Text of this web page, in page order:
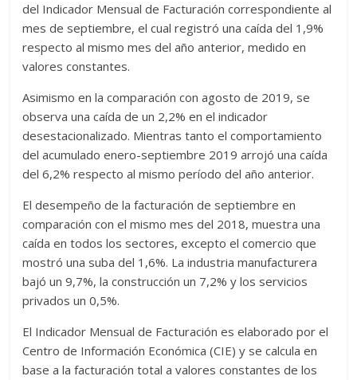
del Indicador Mensual de Facturación correspondiente al
mes de septiembre, el cual registró una caída del 1,9%
respecto al mismo mes del año anterior, medido en
valores constantes.
Asimismo en la comparación con agosto de 2019, se
observa una caída de un 2,2% en el indicador
desestacionalizado. Mientras tanto el comportamiento
del acumulado enero-septiembre 2019 arrojó una caída
del 6,2% respecto al mismo período del año anterior.
El desempeño de la facturación de septiembre en
comparación con el mismo mes del 2018, muestra una
caída en todos los sectores, excepto el comercio que
mostró una suba del 1,6%. La industria manufacturera
bajó un 9,7%, la construcción un 7,2% y los servicios
privados un 0,5%.
El Indicador Mensual de Facturación es elaborado por el
Centro de Información Económica (CIE) y se calcula en
base a la facturación total a valores constantes de los